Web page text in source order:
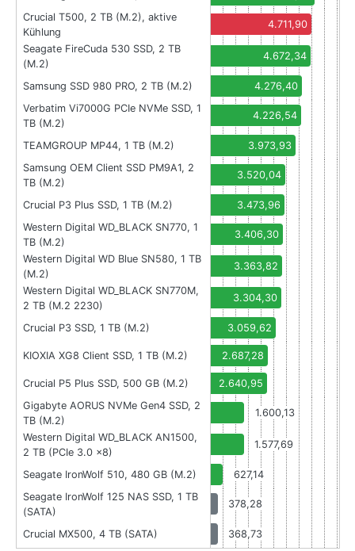
Crucial T500, 2 TB (M.2), aktive
Kühlung
4.711,90
Seagate FireCuda 530 SSD, 2 TB
(M.2)
4.672,34
Samsung SSD 980 PRO, 2 TB (M.2)
4.276,40
Verbatim Vi7000G PCIe NVMe SSD, 1
TB (M.2)
4.226,54
TEAMGROUP MP44, 1 TB (M.2)
3.973,93
Samsung OEM Client SSD PM9A1, 2
TB (M.2)
3.520,04
Crucial P3 Plus SSD, 1 TB (M.2)
3.473,96
Western Digital WD_BLACK SN770, 1
TB (M.2)
3.406,30
Western Digital WD Blue SN580, 1 TB
(M.2)
3.363,82
Western Digital WD_BLACK SN770M,
2 TB (M.2 2230)
3.304,30
Crucial P3 SSD, 1 TB (M.2) 3.059,62
KIOXIA XG8 Client SSD, 1 TB (M.2) 2.687,28
Crucial P5 Plus SSD, 500 GB (M.2)
2.640,95
Gigabyte AORUS NVMe Gen4 SSD, 2
TB (M.2)
1.600,13
Western Digital WD_BLACK AN1500,
2 TB (PCIe 3.0 x8)
1.577,69
Seagate IronWolf 510, 480 GB (M.2)
627,14
Seagate IronWolf 125 NAS SSD, 1 TB
(SATA)
378,28
Crucial MX500, 4 TB (SATA) 368,73